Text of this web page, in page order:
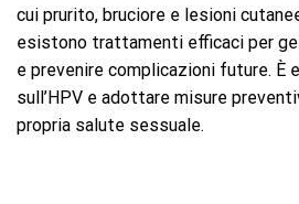
cui prurito, bruciore e lesioni
esistono trattamenti efficaci per
e prevenire complicazioni future. È
sull’HPV e adottare misure
propria salute sessuale.